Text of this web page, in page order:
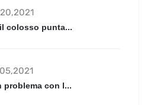
colosso punta...
problema con l...